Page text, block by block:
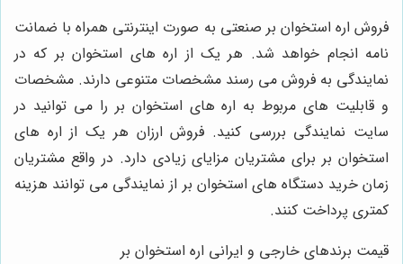
فروش اره استخوان بر صنعتی به صورت اینترنتی همراه با ضمانت
نامه انجام خواهد شد. هر یک از اره های استخوان بر که در
نمایندگی به فروش می رسند مشخصات متنوعی دارند. مشخصات
و قابلیت های مربوط به اره های استخوان بر را می توانید در
سایت نمایندگی بررسی کنید. فروش ارزان هر یک از اره های
استخوان بر برای مشتریان مزایای زیادی دارد. در واقع مشتریان
زمان خرید دستگاه های استخوان بر از نمایندگی می توانند هزینه
کمتری پرداخت کنند.
قیمت برندهای خارجی و ایرانی اره استخوان بر